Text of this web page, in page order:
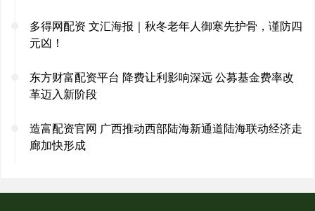
多得网配资 文汇海报｜秋冬老年人御寒先护骨，谨防四
元凶！
东方财富配资平台 降费让利影响深远 公募基金费率改
革迈入新阶段
造富配资官网 广西推动西部陆海新通道陆海联动经济走
廊加快形成